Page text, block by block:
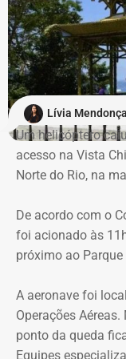
de uma
O pedido de
Em caráter
empresas, a
Há registro de
em combate a
mobilizados.
Para dar apoio às
ICMBio informou
Estrada da Vista
Vista Chinesa, foi
do Parque
Lívia Mendonça
Um helicóptero
acesso na Vista
Norte do Rio, na
De acordo com o
foi acionado às
próximo ao Parque
A aeronave foi
Operações
ponto da queda
Equipes